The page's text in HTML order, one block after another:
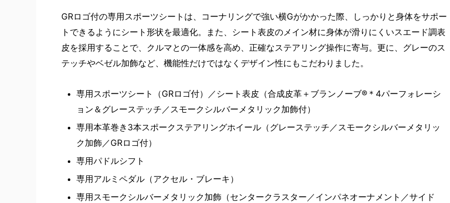
GRロゴ付の専用スポーツシートは、コーナリングで強い横Gがかかった際、しっかりと身体をサポー
トできるようにシート形状を最適化。また、シート表皮のメイン材に身体が滑りにくいスエード調表
皮を採用することで、クルマとの一体感を高め、正確なステアリング操作に寄与。更に、グレーのス
テッチやベゼル加飾など、機能性だけではなくデザイン性にもこだわりました。
専用スポーツシート（GRロゴ付）／シート表皮（合成皮革＋ブランノーブ®＊4パーフォレーシ
ョン＆グレーステッチ／スモークシルバーメタリック加飾付）
専用本革巻き3本スポークステアリングホイール（グレーステッチ／スモークシルバーメタリッ
ク加飾／GRロゴ付）
専用パドルシフト
専用アルミペダル（アクセル・ブレーキ）
専用スモークシルバーメタリック加飾（センタークラスター／インパネオーナメント／サイド